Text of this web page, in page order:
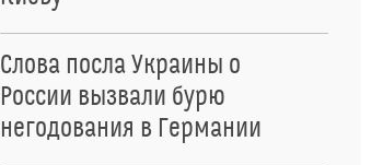
Слова посла Украины о
России вызвали бурю
негодования в Германии